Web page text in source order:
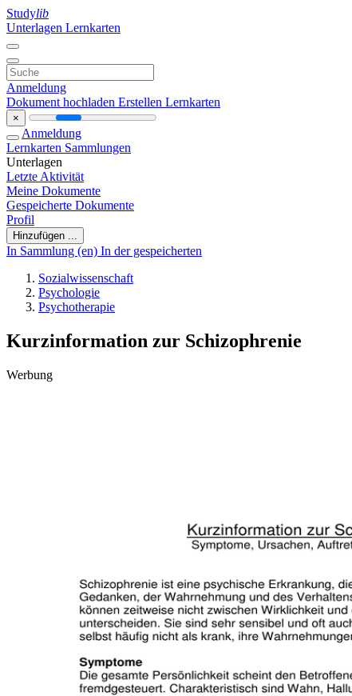
Studylib
Unterlagen Lernkarten
Anmeldung
Dokument hochladen Erstellen Lernkarten
×
Anmeldung
Lernkarten Sammlungen
Unterlagen
Letzte Aktivität
Meine Dokumente
Gespeicherte Dokumente
Profil
Hinzufügen ...
In Sammlung (en) In der gespeicherten
Sozialwissenschaft
Psychologie
Psychotherapie
Kurzinformation zur Schizophrenie
Werbung